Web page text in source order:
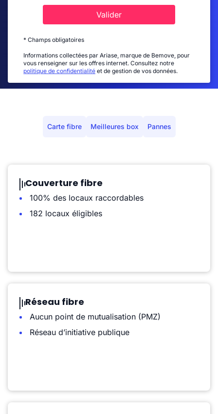
Valider
* Champs obligatoires
Informations collectées par Ariase, marque de Bemove, pour
vous renseigner sur les offres internet. Consultez notre
politique de confidentialité et de gestion de vos données.
Carte fibre Meilleures box Pannes
Couverture fibre
100% des locaux raccordables
182 locaux éligibles
Réseau fibre
Aucun point de mutualisation (PMZ)
Réseau d’initiative publique